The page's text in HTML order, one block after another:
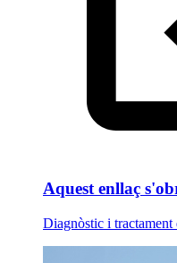
Aquest enllaç
Diagnòstic i tractament